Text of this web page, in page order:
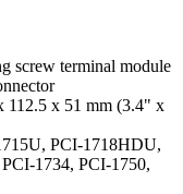
screw terminal module
112.5 x 51 mm (3.4" x
PCI-1718HDU,
1734, PCI-1750,